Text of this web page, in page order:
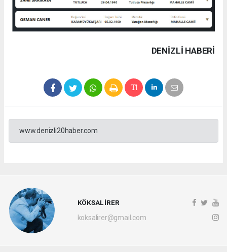
DENIZLI HABERİ
www.denizli20haber.com
KÖKSAL İRER
koksalirer@gmail.com